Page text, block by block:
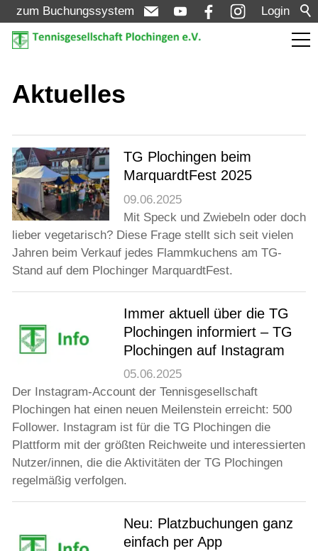
Login
zum Buchungssystem
Aktuelles
Termine
Turniere
Verein
Mannschaften
Jugend
Gaststätte
Aktuelles
TG Plochingen beim
MarquardtFest 2025
09.06.2025
Mit Speck und Zwiebeln oder doch
lieber vegetarisch? Diese Frage stellt sich seit vielen
Jahren beim Verkauf jedes Flammkuchens am TG-
Stand auf dem Plochinger MarquardtFest.
Immer aktuell über die TG
Plochingen informiert – TG
Plochingen auf Instagram
05.06.2025
Der Instagram-Account der Tennisgesellschaft
Plochingen hat einen neuen Meilenstein erreicht: 500
Follower. Instagram ist für die TG Plochingen die
Plattform mit der größten Reichweite und interessierten
Nutzer/innen, die die Aktivitäten der TG Plochingen
regelmäßig verfolgen.
Neu: Platzbuchungen ganz
einfach per App